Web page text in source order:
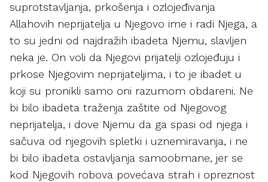
suprotstavljanja, prkošenja i ozlojeđivanja
Allahovih neprijatelja u Njegovo ime i radi Njega, a
to su jedni od najdražih ibadeta Njemu, slavljen
neka je. On voli da Njegovi prijatelji ozlojeđuju i
prkose Njegovim neprijateljima, i to je ibadet u
koji su pronikli samo oni razumom obdareni. Ne
bi bilo ibadeta traženja zaštite od Njegovog
neprijatelja, i dove Njemu da ga spasi od njega i
sačuva od njegovih spletki i uznemiravanja, i ne
bi bilo ibadeta ostavljanja samoobmane, jer se
kod Njegovih robova povećava strah i opreznost